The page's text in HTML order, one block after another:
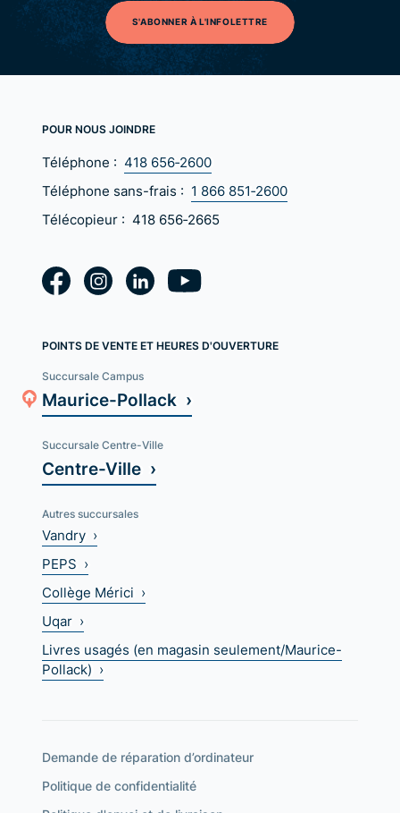
S'ABONNER À L'INFOLETTRE
POUR NOUS JOINDRE
Téléphone : 418 656‑2600
Téléphone sans-frais : 1 866 851‑2600
Télécopieur : 418 656‑2665
POINTS DE VENTE ET HEURES D'OUVERTURE
Succursale Campus
Maurice-Pollack ›
Succursale Centre-Ville
Centre-Ville ›
Autres succursales
Vandry ›
PEPS ›
Collège Mérici ›
Uqar ›
Livres usagés (en magasin seulement/Maurice-
Pollack) ›
Demande de réparation d’ordinateur
Politique de confidentialité